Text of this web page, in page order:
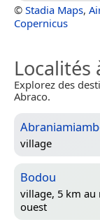
© Stadia Maps,
Copernicus
Localités
Explorez des
Abraco.
village
Bodou
village, 5 km au
ouest